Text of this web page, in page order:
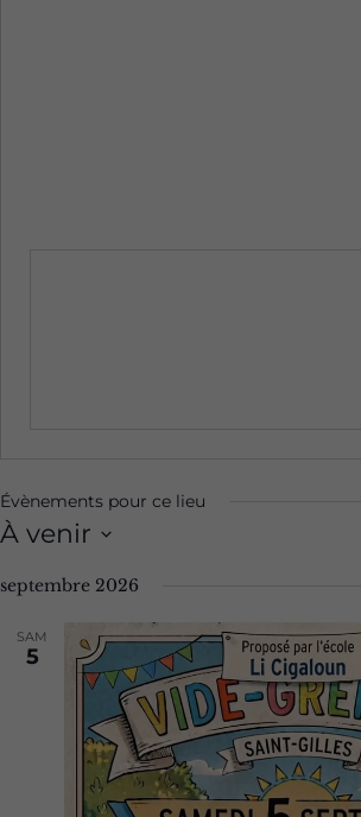
Évènements pour ce lieu
À venir
une
date.
septembre 2026
SAM
5